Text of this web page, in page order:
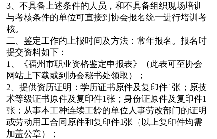
3、不具备上述条件的人员，和不具备组织现场培训
与考核条件的单位可直接到协会报名统一进行培训考
核。
二、鉴定工作的上报时间及方法：常年报名。报名时
提交资料如下：
1、《福州市职业资格鉴定申报表》（此表可至协会
网站上下载或到协会秘书处领取）；
2、提供资历证明：学历证书原件及复印件1张；原技
术等级证书原件及复印件1张；身份证原件及复印件1
张；从事本工种连续工龄的单位人事劳改部门的证明
或劳动用工合同原件和复印件1张（以上复印件均需
加盖公章）；